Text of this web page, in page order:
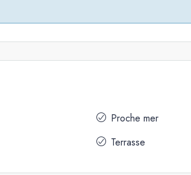
Proche mer
Terrasse